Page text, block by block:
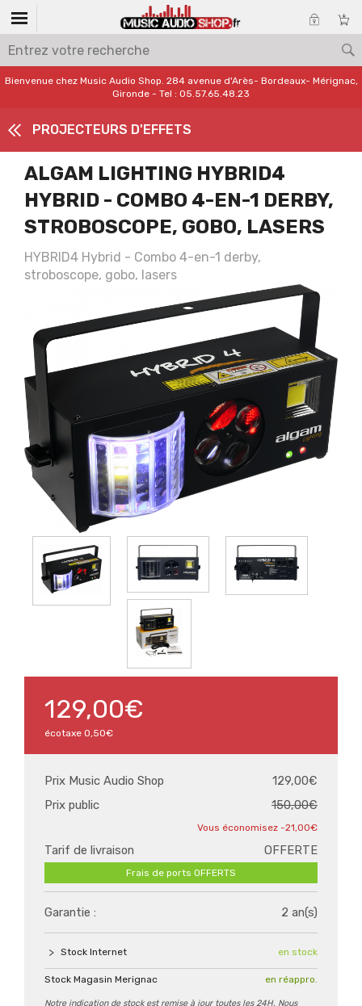
Bienvenue chez Music Audio Shop. 284 avenue d'Arès- Bordeaux- Mérignac,
Gironde - Tel : 05.57.65.48.23
PROJECTEURS D'EFFETS
ALGAM LIGHTING HYBRID4
HYBRID - COMBO 4-EN-1 DERBY,
STROBOSCOPE, GOBO, LASERS
HYBRID4 Hybrid - Combo 4-en-1 derby,
stroboscope, gobo, lasers
129,00€
écotaxe 0,50€
Prix Music Audio Shop
129,00€
Prix public
150,00€
-21,00€
Tarif de livraison OFFERTE
Frais de ports OFFERTS
Garantie : 2 an(s)
Stock Internet en stock
Stock Magasin Merignac en réappro.
Notre indication de stock est remise à jour toutes les 24H. Nous